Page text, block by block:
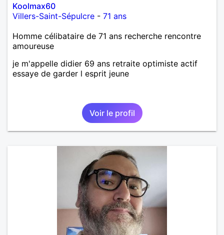
Koolmax60
Villers-Saint-Sépulcre - 71 ans
Homme célibataire de 71 ans recherche rencontre
amoureuse
je m'appelle didier 69 ans retraite optimiste actif
essaye de garder l esprit jeune
Voir le profil